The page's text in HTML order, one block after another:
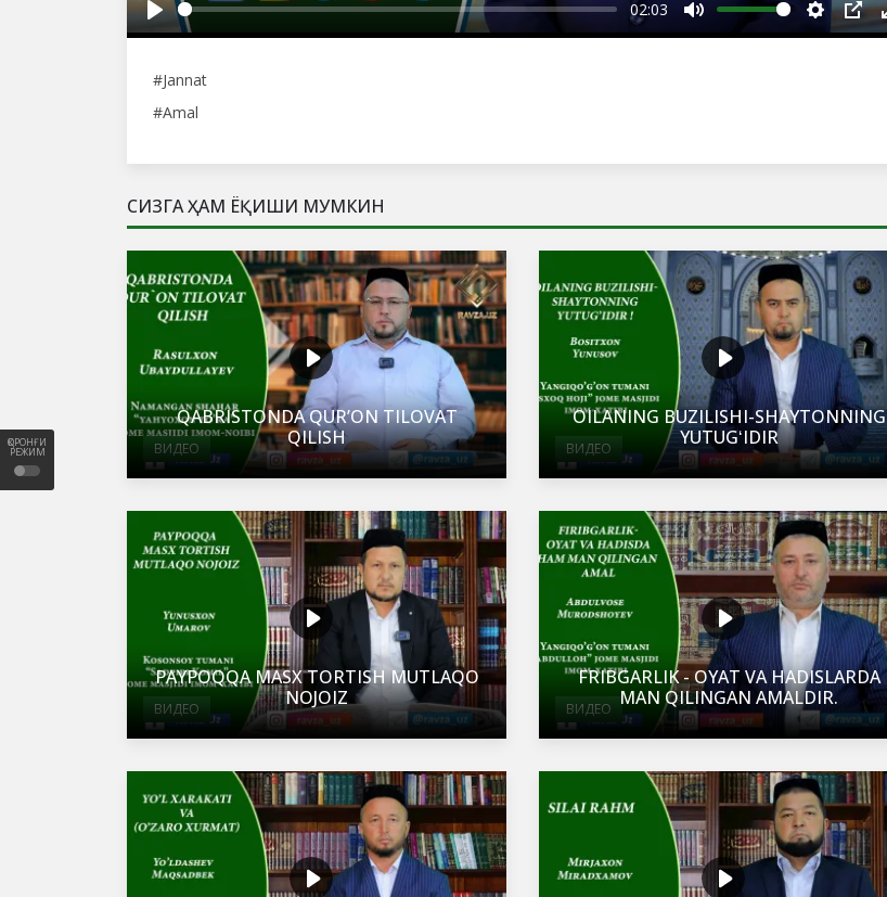
ҚОРОНҒИ
РЕЖИМ
Play
02:03
Mute Settings
PIP
#Jannat
#Amal
СИЗГА ҲАМ ЁҚИШИ МУМКИН
ВИДЕО
QABRISTONDA QURʼON TILOVAT
QILISH
ВИДЕО
OILANING BUZILISHI-SHAYTONNING
YUTUGʻIDIR
ВИДЕО
PAYPOQQA MASX TORTISH MUTLAQO
NOJOIZ
ВИДЕО
FRIBGARLIK - OYAT VA HADISLARDA
MAN QILINGAN AMALDIR.